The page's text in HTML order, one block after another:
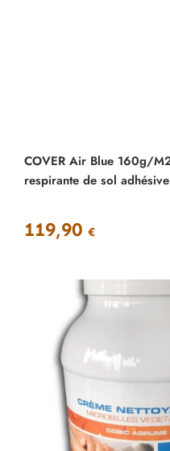
COVER Air Blue 160g/
respirante de sol
119,90 €